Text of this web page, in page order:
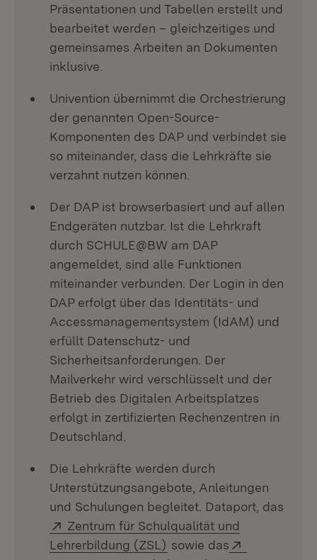
Präsentationen und Tabellen erstellt und
bearbeitet werden – gleichzeitiges und
gemeinsames Arbeiten an Dokumenten
inklusive.
Univention übernimmt die Orchestrierung
der genannten Open-Source-
Komponenten des DAP und verbindet sie
so miteinander, dass die Lehrkräfte sie
verzahnt nutzen können.
Der DAP ist browserbasiert und auf allen
Endgeräten nutzbar. Ist die Lehrkraft
durch SCHULE@BW am DAP
angemeldet, sind alle Funktionen
miteinander verbunden. Der Login in den
DAP erfolgt über das Identitäts- und
Accessmanagementsystem (IdAM) und
erfüllt Datenschutz- und
Sicherheitsanforderungen. Der
Mailverkehr wird verschlüsselt und der
Betrieb des Digitalen Arbeitsplatzes
erfolgt in zertifizierten Rechenzentren in
Deutschland.
Die Lehrkräfte werden durch
Unterstützungsangebote, Anleitungen
und Schulungen begleitet. Dataport, das
Extern:
Zentrum für Schulqualität und
Lehrerbildung (ZSL) (Öffnet in neuem Fenster)
sowie das